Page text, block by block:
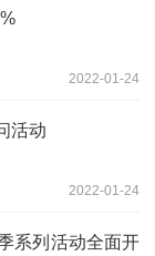
2022-01-24
活动
2022-01-24
系列活动全面开